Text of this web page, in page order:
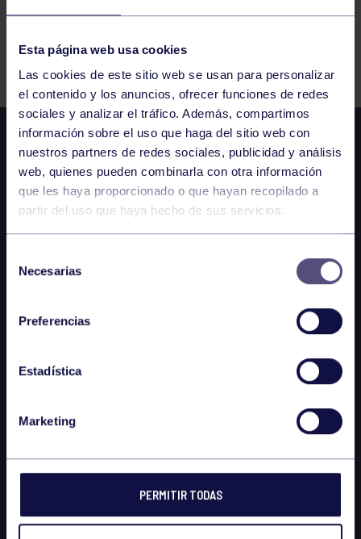
Esta página web usa cookies
Las cookies de este sitio web se usan para personalizar
el contenido y los anuncios, ofrecer funciones de redes
sociales y analizar el tráfico. Además, compartimos
información sobre el uso que haga del sitio web con
nuestros partners de redes sociales, publicidad y análisis
web, quienes pueden combinarla con otra información
que les haya proporcionado o que hayan recopilado a
partir del uso que haya hecho de sus servicios.
Necesarias
Preferencias
Estadística
Marketing
PERMITIR TODAS